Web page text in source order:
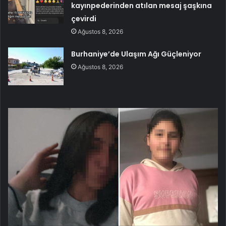
kayınpederinden atılan mesaj şaşkına
çevirdi
Ağustos 8, 2026
Burhaniye’de Ulaşım Ağı Güçleniyor
Ağustos 8, 2026